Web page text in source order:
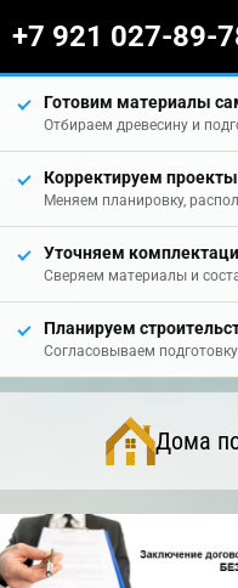
+7 921 027-89-
Готовим материалы
Отбираем древесину и
Корректируем проекты
Меняем планировку,
Уточняем
Сверяем материалы и
Планируем
Согласовываем
Дома